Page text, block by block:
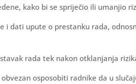
kako bi se spriječio ili umanjio
i dati upute o prestanku rada,
rada tek nakon otklanjanja
obvezan osposobiti radnike da u